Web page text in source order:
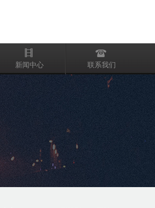
新闻中心 联系我们